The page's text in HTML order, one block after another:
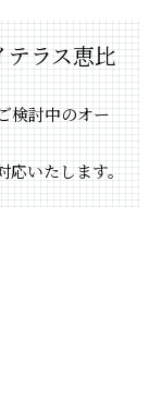
ラス恵比
検討中のオー
いたします。